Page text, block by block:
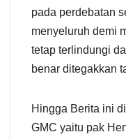
pada perdebatan
menyeluruh demi
tetap terlindungi
benar ditegakkan
Hingga Berita ini
GMC yaitu pak